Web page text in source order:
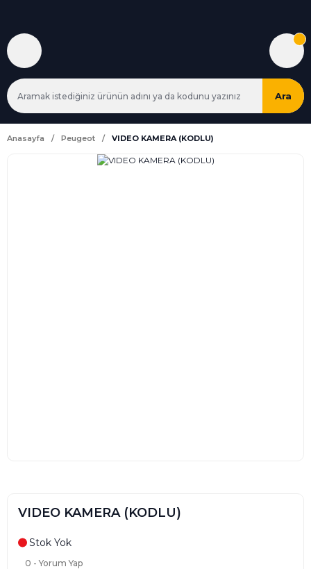
Ara
Anasayfa Peugeot VIDEO KAMERA (KODLU)
VIDEO KAMERA (KODLU)
Stok Yok
0 - Yorum Yap